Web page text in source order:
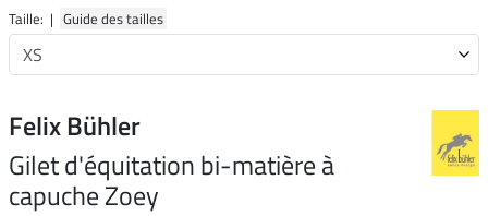
Taille: | Guide des tailles
Felix Bühler
Gilet d'équitation bi-matière à
capuche Zoey